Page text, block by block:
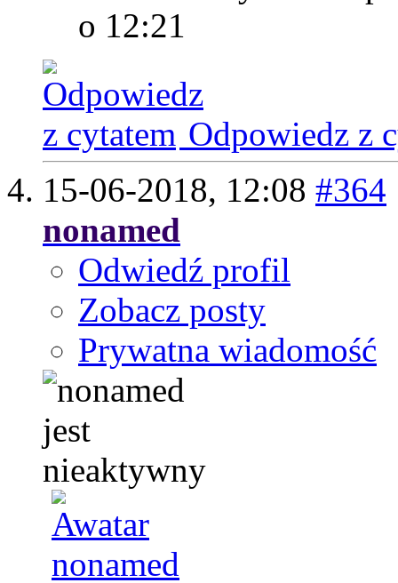
o 12:21
Odpowiedz z
15-06-2018, 12:08 #364
nonamed
Odwiedź profil
Zobacz posty
Prywatna wiadomość